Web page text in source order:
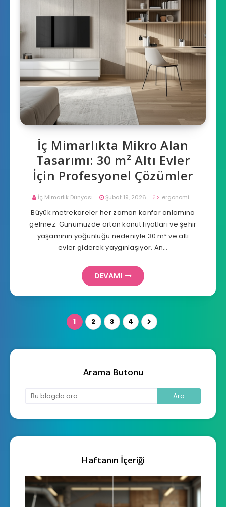
İç Mimarlıkta Mikro Alan
Tasarımı: 30 m² Altı Evler
İçin Profesyonel Çözümler
İç Mimarlık Dünyası Şubat 19, 2026 ergonomi
Büyük metrekareler her zaman konfor anlamına
gelmez. Günümüzde artan konut fiyatları ve şehir
yaşamının yoğunluğu nedeniyle 30 m² ve altı
evler giderek yaygınlaşıyor. An…
DEVAMI
1 2 3 4
Arama Butonu
Haftanın İçeriği